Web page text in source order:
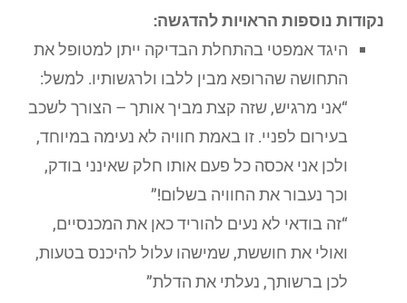
נקודות נוספות הראויות להדגשה:
היגד אמפטי בהתחלת הבדיקה ייתן למטופל את
התחושה שהרופא מבין ללבו ולרגשותיו. למשל:
“אני מרגיש, שזה קצת מביך אותך – הצורך לשכב
בעירום לפניי. זו באמת חוויה לא נעימה במיוחד,
ולכן אני אכסה כל פעם אותו חלק שאינני בודק,
וכך נעבור את החוויה בשלום!”
“זה בודאי לא נעים להוריד כאן את המכנסיים,
ואולי את חוששת, שמישהו עלול להיכנס בטעות,
לכן ברשותך, נעלתי את הדלת”